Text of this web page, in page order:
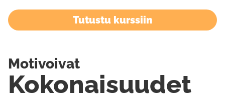
Tutustu kurssiin
Kokonaisuudet
Motivoivat